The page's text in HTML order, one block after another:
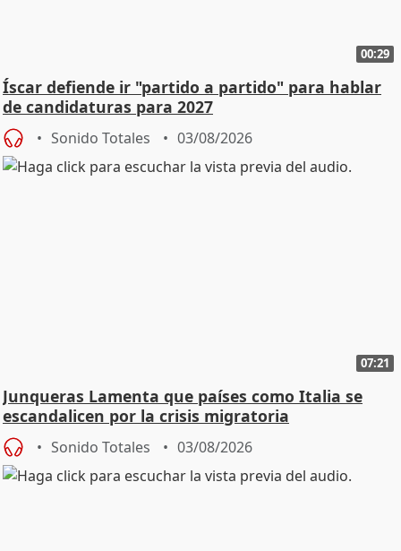
00:29
Íscar defiende ir "partido a partido" para hablar
de candidaturas para 2027
Sonido Totales 03/08/2026
07:21
Junqueras Lamenta que países como Italia se
escandalicen por la crisis migratoria
Sonido Totales 03/08/2026